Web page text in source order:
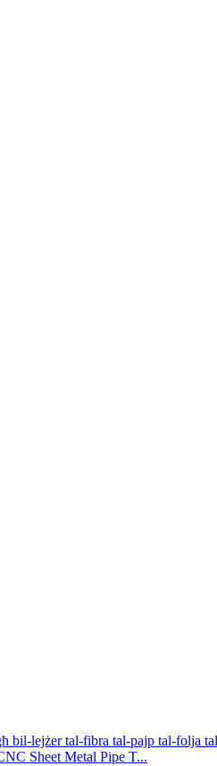
Sheet Metal Pipe T...